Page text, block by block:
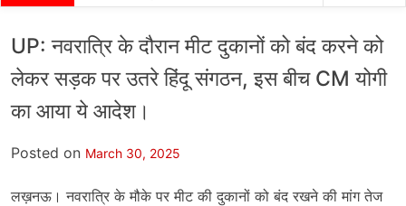
UP: नवरात्रि के दौरान मीट दुकानों को बंद करने को
लेकर सड़क पर उतरे हिंदू संगठन, इस बीच CM योगी
का आया ये आदेश।
Posted on March 30, 2025
लख़नऊ। नवरात्रि के मौके पर मीट की दुकानों को बंद रखने की मांग तेज